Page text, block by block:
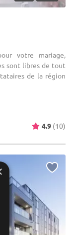
votre mariage,
sont libres de tout
de la région
4.9 (10)